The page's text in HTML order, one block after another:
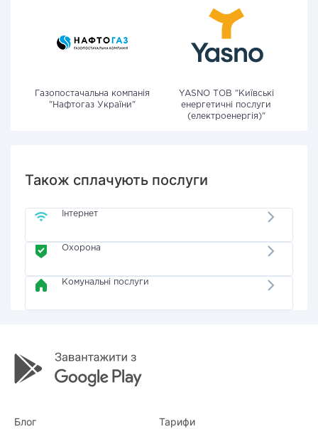
Газопостачальна компанія
"Нафтогаз України"
YASNO ТОВ "Київські
енергетичні послуги
(електроенергія)"
Також сплачують послуги
Інтернет
Охорона
Комунальні послуги
Блог Тарифи